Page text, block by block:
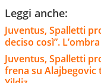
Leggi anche:
Juventus, Spalletti
deciso così”.
Juventus, Spalletti
frena su